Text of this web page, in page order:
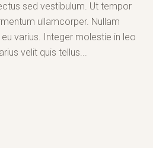
sed vestibulum. Ut tempor
ullamcorper. Nullam
varius. Integer molestie in leo
velit quis tellus...